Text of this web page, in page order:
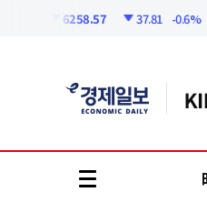
6258.57 37.81 -0.6%